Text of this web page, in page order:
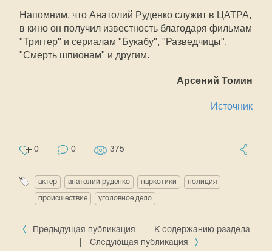
Напомним, что Анатолий Руденко служит в ЦАТРА,
в кино он получил известность благодаря фильмам
"Триггер" и сериалам "Букабу", "Разведчицы",
"Смерть шпионам" и другим.
Арсений Томин
Источник
0 0 375
актер анатолий руденко наркотики полиция
происшествие уголовное дело
Предыдущая публикация
К содержанию раздела
Следующая публикация